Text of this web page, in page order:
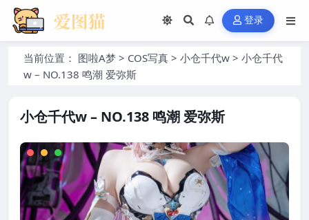
登录
当前位置： 图啦A梦 > COS写真 > 小仓千代w > 小仓千代
w – NO.138 鸣潮 爱弥斯
小仓千代w – NO.138 鸣潮 爱弥斯